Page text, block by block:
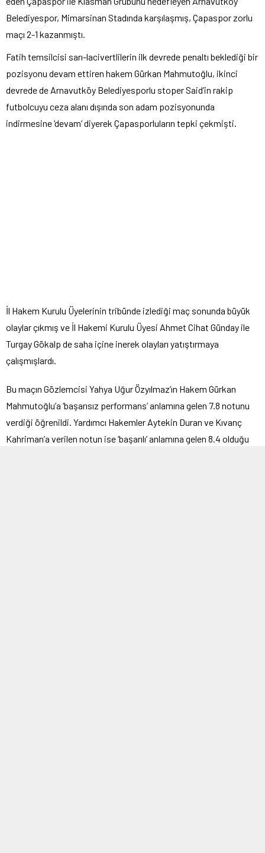
Belediyespor, Mimarsinan Stadında karşılaşmış, Çapaspor zorlu
maçı 2-1 kazanmıştı.
Fatih temsilcisi sarı-lacivertlilerin ilk devrede penaltı beklediği bir
pozisyonu devam ettiren hakem Gürkan Mahmutoğlu, ikinci
devrede de Arnavutköy Belediyesporlu stoper Said’in rakip
futbolcuyu ceza alanı dışında son adam pozisyonunda
indirmesine ‘devam’ diyerek Çapasporluların tepki çekmişti.
İl Hakem Kurulu Üyelerinin tribünde izlediği maç sonunda büyük
olaylar çıkmış ve İl Hakemi Kurulu Üyesi Ahmet Cihat Günday ile
Turgay Gökalp de saha içine inerek olayları yatıştırmaya
çalışmışlardı.
Bu maçın Gözlemcisi Yahya Uğur Özyılmaz’ın Hakem Gürkan
Mahmutoğlu’a ‘başarısız performans’ anlamına gelen 7.8 notunu
verdiği öğrenildi. Yardımcı Hakemler Aytekin Duran ve Kıvanç
Kahriman’a verilen notun ise ‘başarılı’ anlamına gelen 8.4 olduğu